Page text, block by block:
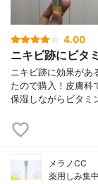
4.00
ニキビ跡にビタ
ニキビ跡に効果があ
たので購入！皮膚科
保湿しながらビタミ
メラノCC
薬用しみ集